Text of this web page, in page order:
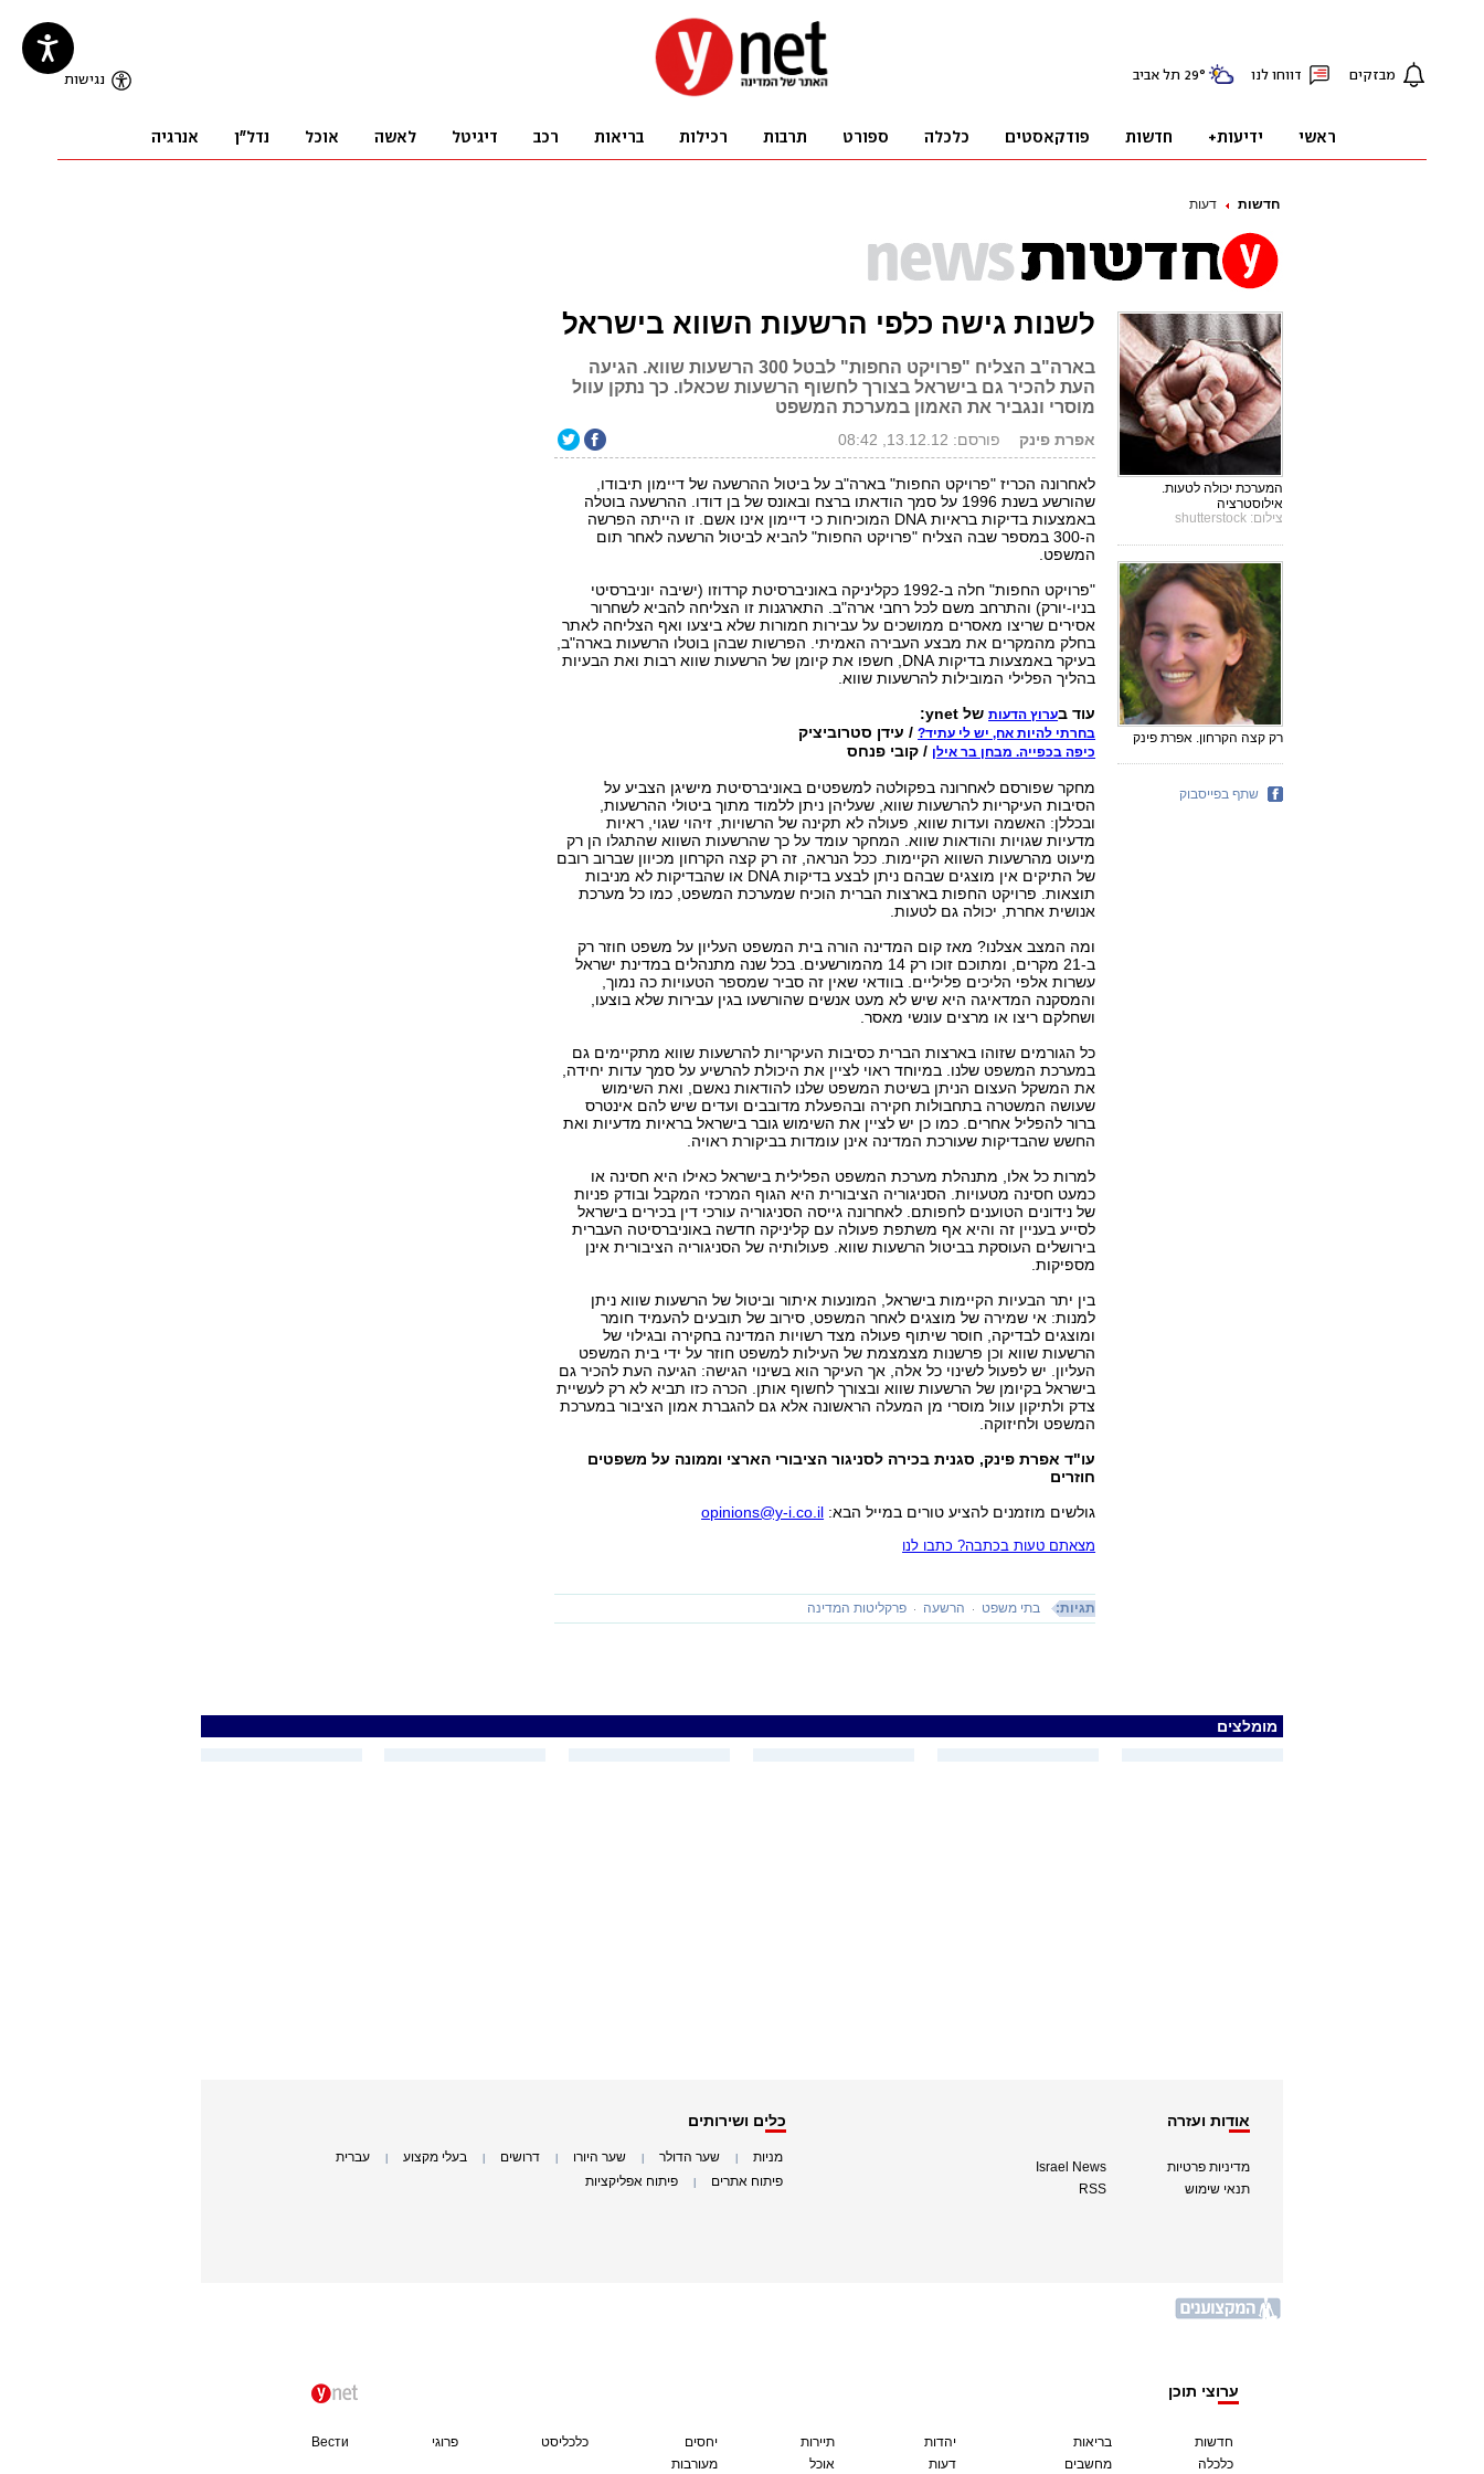
חדשות דעות
לשנות גישה כלפי הרשעות השווא בישראל
בארה"ב הצליח "פרויקט החפות" לבטל 300 הרשעות שווא. הגיעה
העת להכיר גם בישראל בצורך לחשוף הרשעות שכאלו. כך נתקן עוול
מוסרי ונגביר את האמון במערכת המשפט
אפרת פינק פורסם: 13.12.12, 08:42
לאחרונה הכריז "פרויקט החפות" בארה"ב על ביטול ההרשעה של דיימון תיבודו,
שהורשע בשנת 1996 על סמך הודאתו ברצח ובאונס של בן דודו. ההרשעה בוטלה
באמצעות בדיקות בראיות DNA המוכיחות כי דיימון אינו אשם. זו הייתה הפרשה
ה-300 במספר שבה הצליח "פרויקט החפות" להביא לביטול הרשעה לאחר תום
המשפט.
"פרויקט החפות" חלה ב-1992 כקליניקה באוניברסיטת קרדוזו (ישיבה יוניברסיטי
בניו-יורק) והתרחב משם לכל רחבי ארה"ב. התארגנות זו הצליחה להביא לשחרור
אסירים שריצו מאסרים ממושכים על עבירות חמורות שלא ביצעו ואף הצליחה לאתר
בחלק מהמקרים את מבצע העבירה האמיתי. הפרשות שבהן בוטלו הרשעות בארה"ב,
בעיקר באמצעות בדיקות DNA, חשפו את קיומן של הרשעות שווא רבות ואת הבעיות
בהליך הפלילי המובילות להרשעות שווא.
עוד בערוץ הדעותשל ynet:
בחרתי להיות אח, יש לי עתיד?/ עידן סטרוביציק
כיפה בכפייה. מבחן בר אילן / קובי פנחס
מחקר שפורסם לאחרונה בפקולטה למשפטים באוניברסיטת מישיגן הצביע על
הסיבות העיקריות להרשעות שווא, שעליהן ניתן ללמוד מתוך ביטולי ההרשעות,
ובכללן: האשמה ועדות שווא, פעולה לא תקינה של הרשויות, זיהוי שגוי, ראיות
מדעיות שגויות והודאות שווא. המחקר עומד על כך שהרשעות השווא שהתגלו הן רק
מיעוט מהרשעות השווא הקיימות. ככל הנראה, זה רק קצה הקרחון מכיוון שברוב רובם
של התיקים אין מוצגים שבהם ניתן לבצע בדיקות DNA או שהבדיקות לא מניבות
תוצאות. פרויקט החפות בארצות הברית הוכיח שמערכת המשפט, כמו כל מערכת
אנושית אחרת, יכולה גם לטעות.
ומה המצב אצלנו? מאז קום המדינה הורה בית המשפט העליון על משפט חוזר רק
ב-21 מקרים, ומתוכם זוכו רק 14 מהמורשעים. בכל שנה מתנהלים במדינת ישראל
עשרות אלפי הליכים פליליים. בוודאי שאין זה סביר שמספר הטעויות כה נמוך,
והמסקנה המדאיגה היא שיש לא מעט אנשים שהורשעו בגין עבירות שלא בוצעו,
ושחלקם ריצו או מרצים עונשי מאסר.
כל הגורמים שזוהו בארצות הברית כסיבות העיקריות להרשעות שווא מתקיימים גם
במערכת המשפט שלנו. במיוחד ראוי לציין את היכולת להרשיע על סמך עדות יחידה,
את המשקל העצום הניתן בשיטת המשפט שלנו להודאות נאשם, ואת השימוש
שעושה המשטרה בתחבולות חקירה ובהפעלת מדובבים ועדים שיש להם אינטרס
ברור להפליל אחרים. כמו כן יש לציין את השימוש גובר בישראל בראיות מדעיות ואת
החשש שהבדיקות שעורכת המדינה אינן עומדות בביקורת ראויה.
למרות כל אלו, מתנהלת מערכת המשפט הפלילית בישראל כאילו היא חסינה או
כמעט חסינה מטעויות. הסניגוריה הציבורית היא הגוף המרכזי המקבל ובודק פניות
של נידונים הטוענים לחפותם. לאחרונה גייסה הסניגוריה עורכי דין בכירים בישראל
לסייע בעניין זה והיא אף משתפת פעולה עם קליניקה חדשה באוניברסיטה העברית
בירושלים העוסקת בביטול הרשעות שווא. פעולותיה של הסניגוריה הציבורית אינן
מספיקות.
בין יתר הבעיות הקיימות בישראל, המונעות איתור וביטול של הרשעות שווא ניתן
למנות: אי שמירה של מוצגים לאחר המשפט, סירוב של תובעים להעמיד חומר
ומוצגים לבדיקה, חוסר שיתוף פעולה מצד רשויות המדינה בחקירה ובגילוי של
הרשעות שווא וכן פרשנות מצמצמת של העילות למשפט חוזר על ידי בית המשפט
העליון. יש לפעול לשינוי כל אלה, אך העיקר הוא בשינוי הגישה: הגיעה העת להכיר גם
בישראל בקיומן של הרשעות שווא ובצורך לחשוף אותן. הכרה כזו תביא לא רק לעשיית
צדק ולתיקון עוול מוסרי מן המעלה הראשונה אלא גם להגברת אמון הציבור במערכת
המשפט ולחיזוקה.
עו"ד אפרת פינק, סגנית בכירה לסניגור הציבורי הארצי וממונה על משפטים
חוזרים
גולשים מוזמנים להציע טורים במייל הבא: opinions@y-i.co.il
מצאתם טעות בכתבה? כתבו לנו
תגיות: בתי משפט הרשעה פרקליטות המדינה
המערכת יכולה לטעות.
אילוסטרציה
צילום: shutterstock
רק קצה הקרחון. אפרת פינק
שתף בפייסבוק
מומלצים
אודות ועזרה
מדיניות פרטיות
תנאי שימוש
Israel News
RSS
כלים ושירותים
מניות שער הדולר שער היורו דרושים בעלי מקצוע עברית
פיתוח אתרים פיתוח אפליקציות
ערוצי תוכן
חדשות
כלכלה
בריאות
מחשבים
יהדות
דעות
תיירות
אוכל
יחסים
מעורבות
כלכליסט פרוגי Вести